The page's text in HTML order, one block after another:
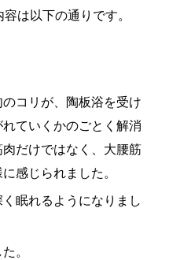
は以下の通りです。
コリが、陶板浴を受け
ていくかのごとく解消
だけではなく、大腰筋
感じられました。
眠れるようになりまし
。